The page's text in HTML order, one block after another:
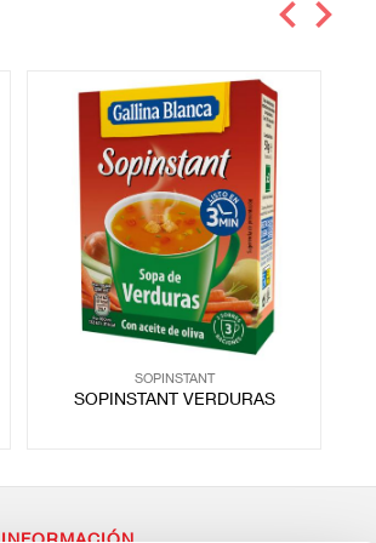
SOPINSTANT
SOPINSTANT VERDURAS